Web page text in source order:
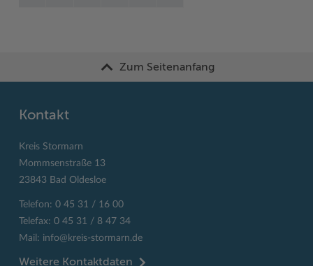
Zum Seitenanfang
Kontakt
Kreis Stormarn
Mommsenstraße 13
23843 Bad Oldesloe
Telefon: 0 45 31 / 16 00
Telefax: 0 45 31 / 8 47 34
Mail: info@kreis-stormarn.de
Weitere Kontaktdaten